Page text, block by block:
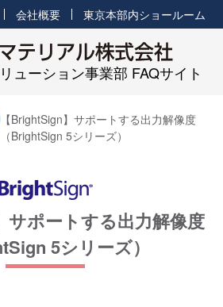
ューション事業部 FAQサイト
会社概要 東京本部内ショールーム
【BrightSign】サポートする出力解像度
（BrightSign 5シリーズ）
サポートする出力解像度
5シリーズ）